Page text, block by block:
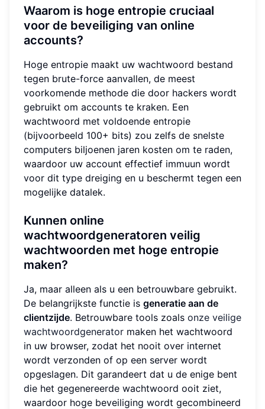
Waarom is hoge entropie cruciaal
voor de beveiliging van online
accounts?
Hoge entropie maakt uw wachtwoord bestand
tegen brute-force aanvallen, de meest
voorkomende methode die door hackers wordt
gebruikt om accounts te kraken. Een
wachtwoord met voldoende entropie
(bijvoorbeeld 100+ bits) zou zelfs de snelste
computers biljoenen jaren kosten om te raden,
waardoor uw account effectief immuun wordt
voor dit type dreiging en u beschermt tegen een
mogelijke datalek.
Kunnen online
wachtwoordgeneratoren veilig
wachtwoorden met hoge entropie
maken?
Ja, maar alleen als u een betrouwbare gebruikt.
De belangrijkste functie is generatie aan de
clientzijde. Betrouwbare tools zoals onze veilige
wachtwoordgenerator maken het wachtwoord
in uw browser, zodat het nooit over internet
wordt verzonden of op een server wordt
opgeslagen. Dit garandeert dat u de enige bent
die het gegenereerde wachtwoord ooit ziet,
waardoor hoge beveiliging wordt gecombineerd